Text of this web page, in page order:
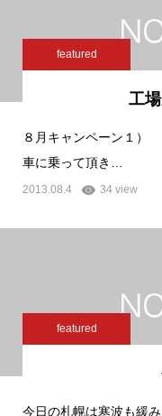
featured
工
８月キャンペーン１）
車に乗って頂き…
2013.08.4 34 view
featured
今日の札幌は寒波も緩